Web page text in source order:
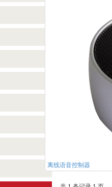
离线语音控制器